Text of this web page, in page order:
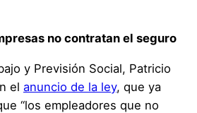
no contratan el seguro
y Previsión Social, Patricio
el anuncio de la ley, que ya
“los empleadores que no